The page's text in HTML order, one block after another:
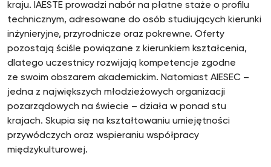
kraju. IAESTE prowadzi nabór na płatne staże o profilu
technicznym, adresowane do osób studiujących kierunki
inżynieryjne, przyrodnicze oraz pokrewne. Oferty
pozostają ściśle powiązane z kierunkiem kształcenia,
dlatego uczestnicy rozwijają kompetencje zgodne
ze swoim obszarem akademickim. Natomiast AIESEC –
jedna z największych młodzieżowych organizacji
pozarządowych na świecie – działa w ponad stu
krajach. Skupia się na kształtowaniu umiejętności
przywódczych oraz wspieraniu współpracy
międzykulturowej.